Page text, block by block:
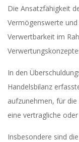
Die Ansatzfähigkeit
Vermögenswerte
Verwertbarkeit im
In den
Handelsbilanz
aufzunehmen, für
eine vertragliche
Insbesondere sind